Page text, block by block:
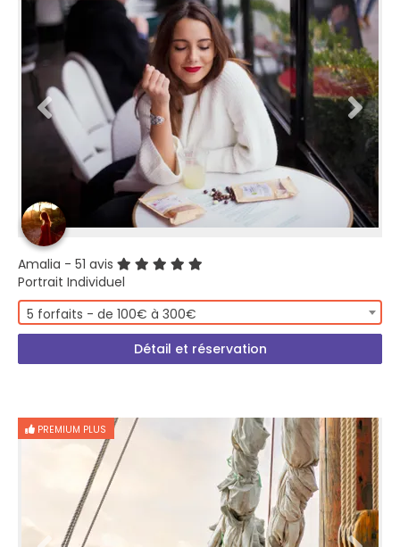
Amalia - 51 avis
Portrait Individuel
5 forfaits - de 100€ à 300€
Détail et réservation
PREMIUM PLUS